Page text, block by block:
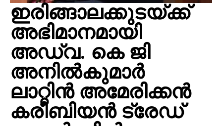
ഇരിങ്ങാലക്കുടയ്ക്ക്
അഭിമാനമായി
അഡ്വ. കെ ജി
അനില്‍കുമാര്‍
ലാറ്റിന്‍ അമേരിക്കന്‍
കരീബിയന്‍ ട്രേഡ്